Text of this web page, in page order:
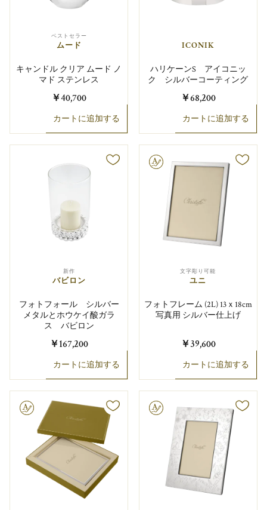
ベストセラー
ムード
キャンドル クリア ムード ノ
マド ステンレス
￥40,700
カートに追加する
ICONIK
ハリケーンS アイコニッ
ク シルバーコーティング
￥68,200
カートに追加する
新作
バビロン
フォトフォール シルバー
メタルとホウケイ酸ガラ
ス バビロン
￥167,200
カートに追加する
文字彫り可能
文字彫り可能
ユニ
フォトフレーム (2L) 13ｘ18cm
写真用 シルバー仕上げ
￥39,600
カートに追加する
文字彫り可能